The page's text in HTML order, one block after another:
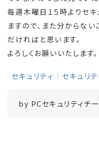
毎週木曜日１５時よりセキ
ますので、また分からな
だければと思います。
よろしくお願いいたします。
セキュリティ セキュリ
by PCセキュリティチ